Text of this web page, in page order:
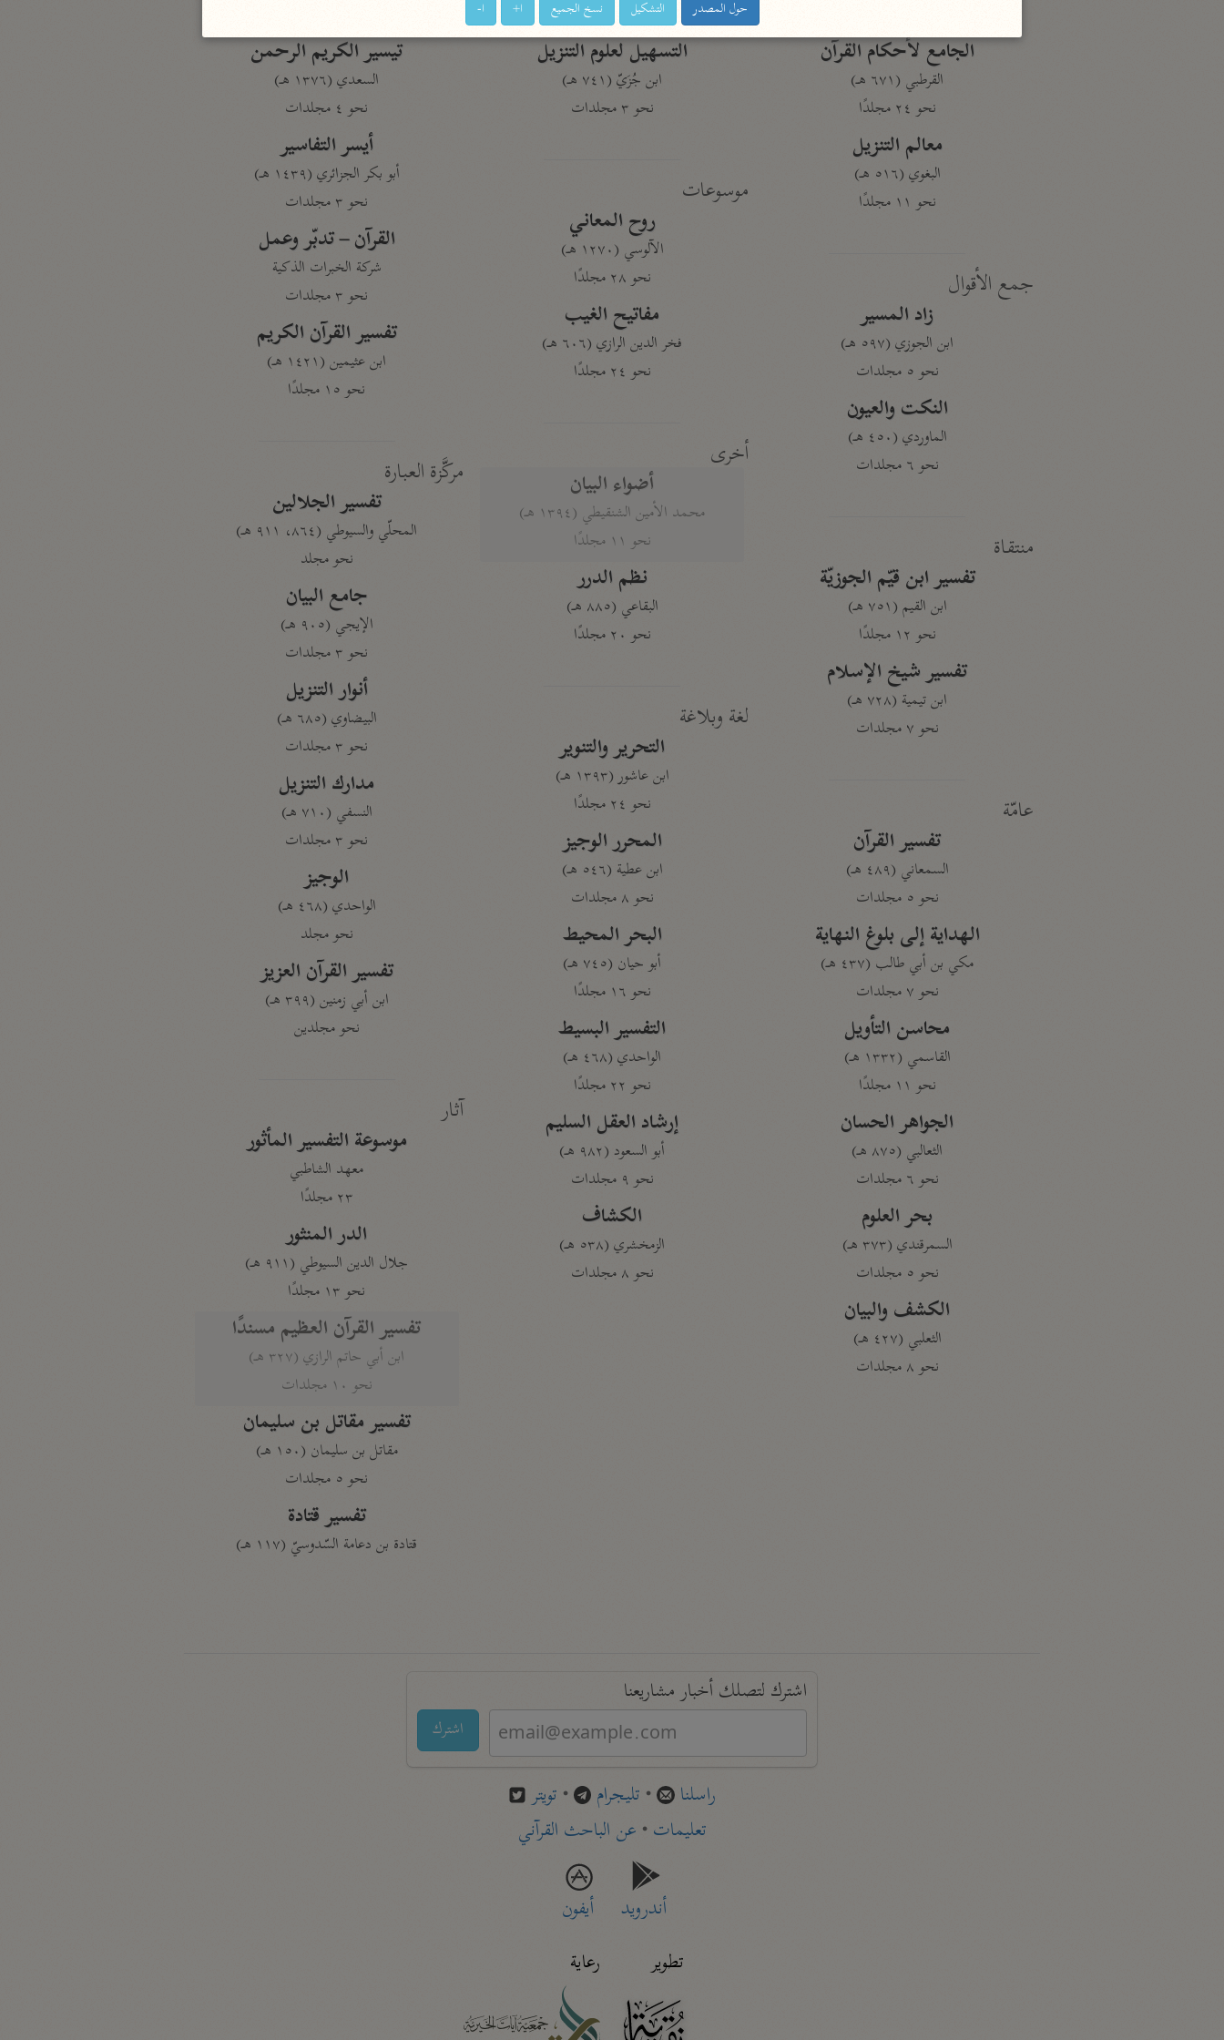
الجامع لأحكام القرآن
القرطبي (٦٧١ هـ)
نحو ٢٤ مجلدًا
معالم التنزيل
البغوي (٥١٦ هـ)
نحو ١١ مجلدًا
جمع الأقوال
زاد المسير
ابن الجوزي (٥٩٧ هـ)
نحو ٥ مجلدات
النكت والعيون
الماوردي (٤٥٠ هـ)
نحو ٦ مجلدات
منتقاة
تفسير ابن قيّم الجوزيّة
ابن القيم (٧٥١ هـ)
نحو ١٢ مجلدًا
تفسير شيخ الإسلام
ابن تيمية (٧٢٨ هـ)
نحو ٧ مجلدات
عامّة
تفسير القرآن
السمعاني (٤٨٩ هـ)
نحو ٥ مجلدات
الهداية إلى بلوغ النهاية
مكي بن أبي طالب (٤٣٧ هـ)
نحو ٧ مجلدات
محاسن التأويل
القاسمي (١٣٣٢ هـ)
نحو ١١ مجلدًا
الجواهر الحسان
الثعالبي (٨٧٥ هـ)
نحو ٦ مجلدات
بحر العلوم
السمرقندي (٣٧٣ هـ)
نحو ٥ مجلدات
الكشف والبيان
الثعلبي (٤٢٧ هـ)
نحو ٨ مجلدات
نحو ١١ مجلدًا
التسهيل لعلوم التنزيل
ابن جُزَيّ (٧٤١ هـ)
نحو ٣ مجلدات
موسوعات
روح المعاني
الآلوسي (١٢٧٠ هـ)
نحو ٢٨ مجلدًا
مفاتيح الغيب
فخر الدين الرازي (٦٠٦ هـ)
نحو ٢٤ مجلدًا
أخرى
أضواء البيان
محمد الأمين الشنقيطي (١٣٩٤ هـ)
نحو ١١ مجلدًا
نظم الدرر
البقاعي (٨٨٥ هـ)
نحو ٢٠ مجلدًا
لغة وبلاغة
التحرير والتنوير
ابن عاشور (١٣٩٣ هـ)
نحو ٢٤ مجلدًا
المحرر الوجيز
ابن عطية (٥٤٦ هـ)
نحو ٨ مجلدات
البحر المحيط
أبو حيان (٧٤٥ هـ)
نحو ١٦ مجلدًا
التفسير البسيط
الواحدي (٤٦٨ هـ)
نحو ٢٢ مجلدًا
إرشاد العقل السليم
أبو السعود (٩٨٢ هـ)
نحو ٩ مجلدات
الكشاف
الزمخشري (٥٣٨ هـ)
نحو ٨ مجلدات
تيسير الكريم الرحمن
السعدي (١٣٧٦ هـ)
نحو ٤ مجلدات
أيسر التفاسير
أبو بكر الجزائري (١٤٣٩ هـ)
نحو ٣ مجلدات
القرآن – تدبّر وعمل
شركة الخبرات الذكية
نحو ٣ مجلدات
تفسير القرآن الكريم
ابن عثيمين (١٤٢١ هـ)
نحو ١٥ مجلدًا
مركَّزة العبارة
تفسير الجلالين
المحلّي والسيوطي (٨٦٤، ٩١١ هـ)
نحو مجلد
جامع البيان
الإيجي (٩٠٥ هـ)
نحو ٣ مجلدات
أنوار التنزيل
البيضاوي (٦٨٥ هـ)
نحو ٣ مجلدات
مدارك التنزيل
النسفي (٧١٠ هـ)
نحو ٣ مجلدات
الوجيز
الواحدي (٤٦٨ هـ)
نحو مجلد
تفسير القرآن العزيز
ابن أبي زمنين (٣٩٩ هـ)
نحو مجلدين
آثار
موسوعة التفسير المأثور
معهد الشاطبي
٢٣ مجلدًا
الدر المنثور
جلال الدين السيوطي (٩١١ هـ)
نحو ١٣ مجلدًا
تفسير القرآن العظيم مسندًا
ابن أبي حاتم الرازي (٣٢٧ هـ)
نحو ١٠ مجلدات
تفسير مقاتل بن سليمان
مقاتل بن سليمان (١٥٠ هـ)
نحو ٥ مجلدات
تفسير قتادة
قتادة بن دعامة السّدوسيّ (١١٧ هـ)
اشترك لتصلك أخبار مشاريعنا
اشترك
راسلنا • تليجرام • تويتر
تعليمات• عن الباحث القرآني
أندرويد
أيفون
تطوير
رعاية
حول المصدر التشكيل نسخ الجميع ا+ ا-